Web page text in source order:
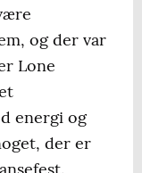
og der var
Lone
energi og
der er